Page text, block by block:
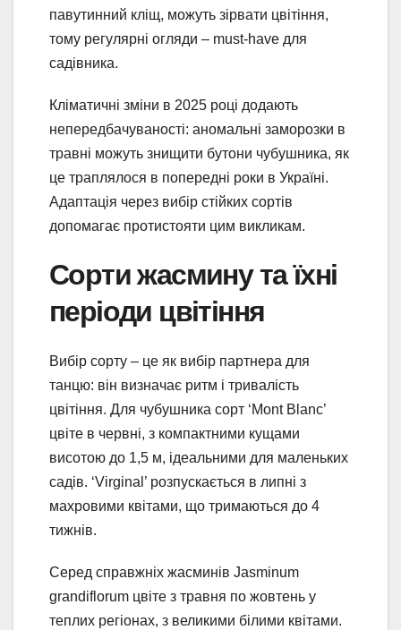
павутинний кліщ, можуть зірвати цвітіння,
тому регулярні огляди – must-have для
садівника.
Кліматичні зміни в 2025 році додають
непередбачуваності: аномальні заморозки в
травні можуть знищити бутони чубушника, як
це траплялося в попередні роки в Україні.
Адаптація через вибір стійких сортів
допомагає протистояти цим викликам.
Сорти жасмину та їхні
періоди цвітіння
Вибір сорту – це як вибір партнера для
танцю: він визначає ритм і тривалість
цвітіння. Для чубушника сорт ‘Mont Blanc’
цвіте в червні, з компактними кущами
висотою до 1,5 м, ідеальними для маленьких
садів. ‘Virginal’ розпускається в липні з
махровими квітами, що тримаються до 4
тижнів.
Серед справжніх жасминів Jasminum
grandiflorum цвіте з травня по жовтень у
теплих регіонах, з великими білими квітами.